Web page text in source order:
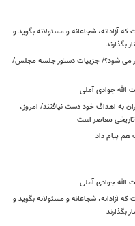
آزادانه، شجاعانه و مسئولانه بگوید و
بگذارند
می شود؟/ جزییات دستور جلسه مجلس/
الله جوادی آملی
به اهداف خود دست نیافتند/ امروز،
معاصر است
هم پیام داد
الله جوادی آملی
آزادانه، شجاعانه و مسئولانه بگوید و
بگذارند